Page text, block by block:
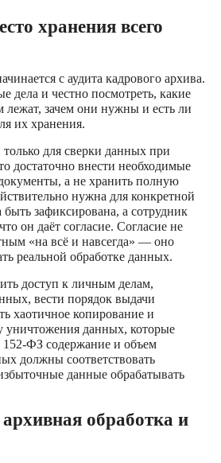
хранения всего
с аудита кадрового архива.
дела и честно посмотреть, какие
лежат, зачем они нужны и есть ли
их хранения.
для сверки данных при
достаточно внести необходимые
а не хранить полную
нужна для конкретной
зафиксирована, а сотрудник
он даёт согласие. Согласие не
«на всё и навсегда» — оно
реальной обработке данных.
доступ к личным делам,
вести порядок выдачи
хаотичное копирование и
уничтожения данных, которые
ФЗ содержание и объем
должны соответствовать
данные обрабатывать
обработка и